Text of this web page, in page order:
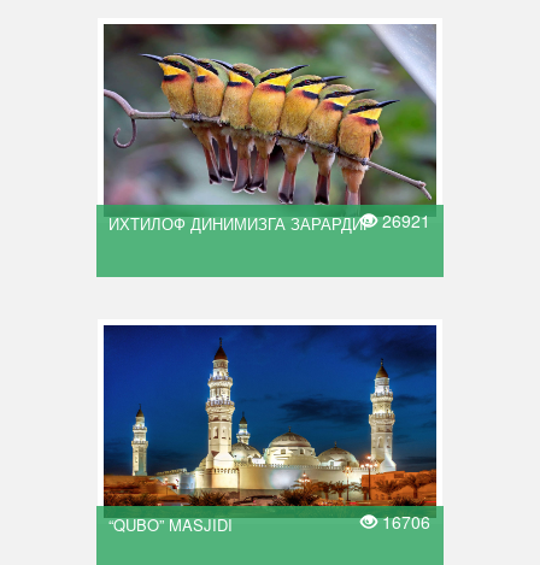
ИХТИЛОФ ДИНИМИЗГА ЗАРАРДИР26921
“QUBO” MASJIDI 16706